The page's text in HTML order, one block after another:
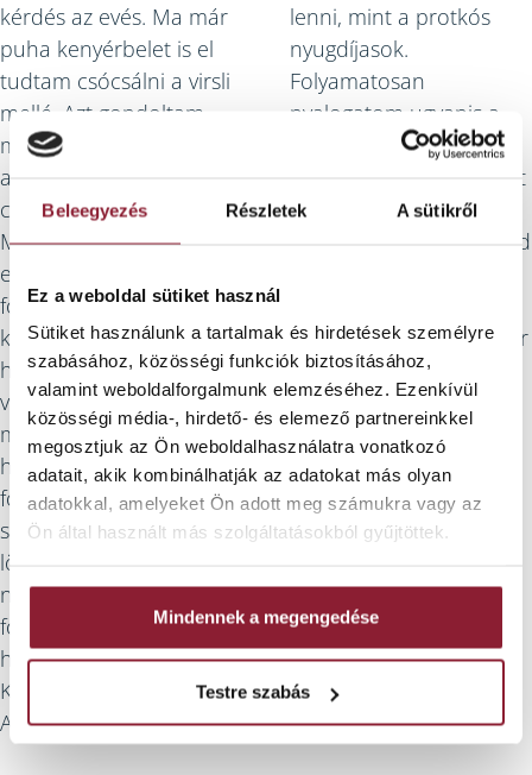
Beleegyezés Részletek A sütikről
Ez a weboldal sütiket használ
Sütiket használunk a tartalmak és hirdetések személyre
szabásához, közösségi funkciók biztosításához,
valamint weboldalforgalmunk elemzéséhez. Ezenkívül
közösségi média-, hirdető- és elemező partnereinkkel
megosztjuk az Ön weboldalhasználatra vonatkozó
adatait, akik kombinálhatják az adatokat más olyan
adatokkal, amelyeket Ön adott meg számukra vagy az
Ön által használt más szolgáltatásokból gyűjtöttek.
Mindennek a megengedése
Testre szabás
kérdés az evés. Ma már
puha kenyérbelet is el
tudtam csócsálni a virsli
mellé. Azt gondoltam,
megy nekem a főtt hús is
a levesből, de
csalódnom kellett.
Mindent nem lehet
egyszerre. A
fogszabályozóval viszont
kezdek harcolni. Lehet,
hogy rossz páciens
vagyok, de nem bírok
magammal. Mivel érzem,
hogy nem ott vannak a
fogaim teljesen, ahol
szoktak, folyamatosan
lökdösöm vissza a
nyelvemmel a
fogsoromat, mert érzem,
hogy tolódik befele.
Kíváncsi vagyok, ki nyer.
A fogszabályozó vagy én.
lenni, mint a protkós
nyugdíjasok.
Folyamatosan
nyalogatom ugyanis a
fogszabályozót, meg
fintorgok, hogy a számat
leszedjem róla, mert
valahogy mindig kiszárad
és ráragad belülről.
Szóval pont úgy
nézhetek ki, mint amikor
azokat az
összecsattanós
fogsorokat igazgatják az
öregek. Elég gáz, erről le
kéne szoknom. Arra
viszont tényleg kell
valami megoldás, hogy
folyamatosan száraznak
érzem a szám. Lehet,
hogy most szokok rá a
rendszeres vízivásra?